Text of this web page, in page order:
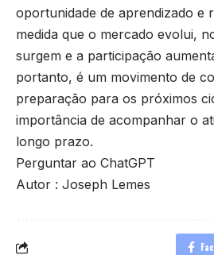
oportunidade de aprendizado e
medida que o mercado evolui,
surgem e a participação
portanto, é um movimento de
preparação para os próximos
importância de acompanhar o
longo prazo.
Perguntar ao ChatGPT
Autor : Joseph Lemes